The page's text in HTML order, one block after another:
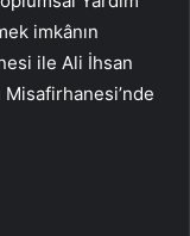
imkânın
ile Ali İhsan
Misafirhanesi’nde